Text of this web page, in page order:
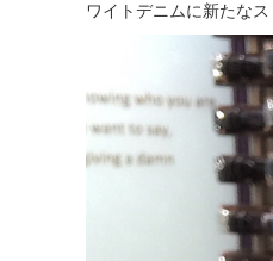
ワイトデニムに新たな